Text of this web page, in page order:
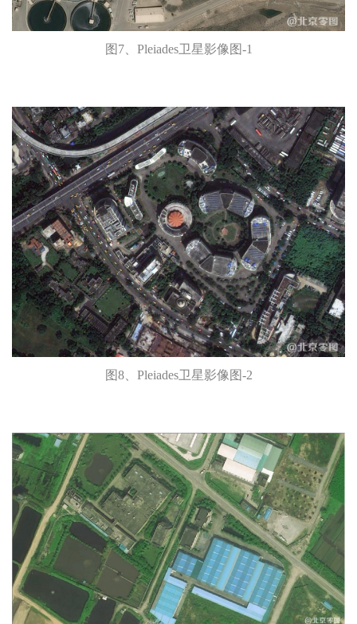
图7、Pleiades卫星影像图-1
图8、Pleiades卫星影像图-2